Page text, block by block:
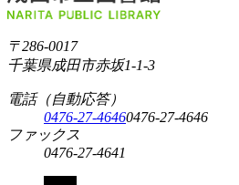
〒286-0017
千葉県成田市赤坂1-1-3
電話（自動応答）
0476-27-46460476-27-4646
ファックス
0476-27-4641